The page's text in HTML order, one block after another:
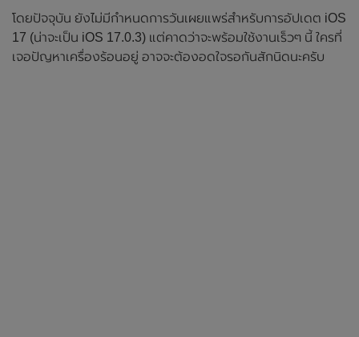
โดยปัจจุบัน ยังไม่มีกำหนดการวันเผยแพร่สำหรับการอัปเดต iOS
17 (น่าจะเป็น iOS 17.0.3) แต่คาดว่าจะพร้อมใช้งานเร็วๆ นี้ ใครที่
เจอปัญหาเครื่องร้อนอยู่ อาจจะต้องอดใจรอกันสักนิดนะครับ